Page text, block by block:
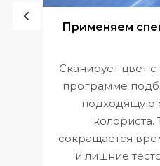
Применяем
Сканирует цвет
программе
подходящую
сокращается
и лишние